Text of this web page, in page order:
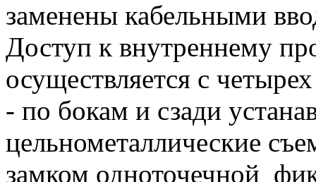
заменены кабельными
Доступ к внутреннему
осуществляется с
- по бокам и сзади
цельнометаллические
замком одноточечной